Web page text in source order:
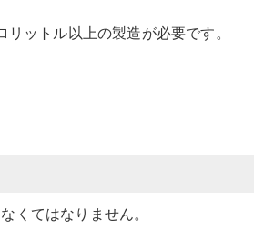
ットル以上の製造が必要です。
くてはなりません。